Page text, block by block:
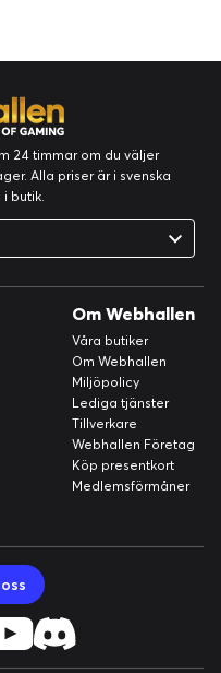
24 timmar om du väljer
Alla priser är i svenska
butik.
Om Webhallen
Våra butiker
Om Webhallen
Miljöpolicy
Lediga tjänster
Tillverkare
Webhallen Företag
Köp presentkort
Medlemsförmåner